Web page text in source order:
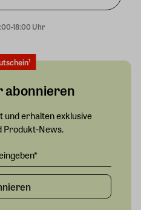
18:00 Uhr
abonnieren
und erhalten exklusive
Produkt-News.